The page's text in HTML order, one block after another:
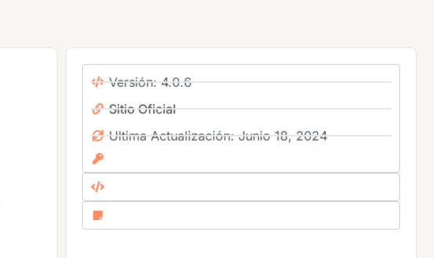
Versión: 4.0.6
Sitio Oficial
Ultima Actualización: Junio 18, 2024